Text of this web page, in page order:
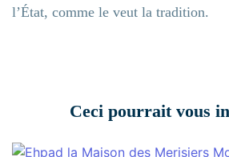
l’État, comme le veut la tradition.
Ceci pourrait vous